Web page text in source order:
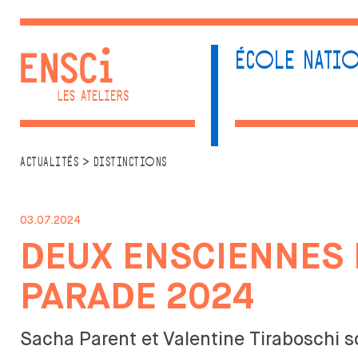
ÉCOLE
ACTUALITÉS
RESSOURCES
CENTRE DE
LE BIS
ESPACES
ACTUALITÉS > DISTINCTIONS
03.07.2024
DEUX
PARADE 2024
Sacha Parent et Valentine Tiraboschi